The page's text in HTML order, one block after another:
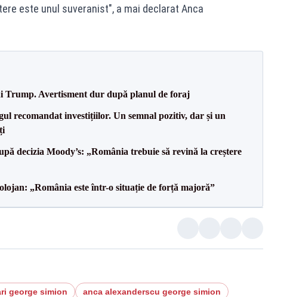
este unul suveranist", a mai declarat Anca
Trump. Avertisment dur după planul de foraj
recomandat investițiilor. Un semnal pozitiv, dar și un
decizia Moody’s: „România trebuie să revină la creștere
„România este într-o situație de forță majoră”
george simion anca alexanderscu george simion